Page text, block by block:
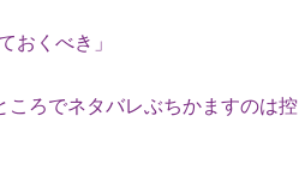
おくべき」
ころでネタバレぶちかますのは控